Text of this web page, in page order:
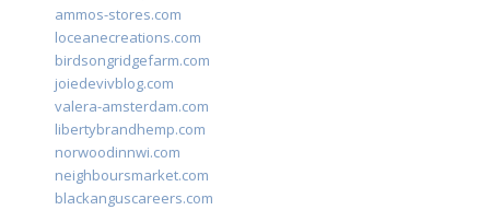
ammos-stores.com
loceanecreations.com
birdsongridgefarm.com
joiedevivblog.com
valera-amsterdam.com
libertybrandhemp.com
norwoodinnwi.com
neighboursmarket.com
blackanguscareers.com